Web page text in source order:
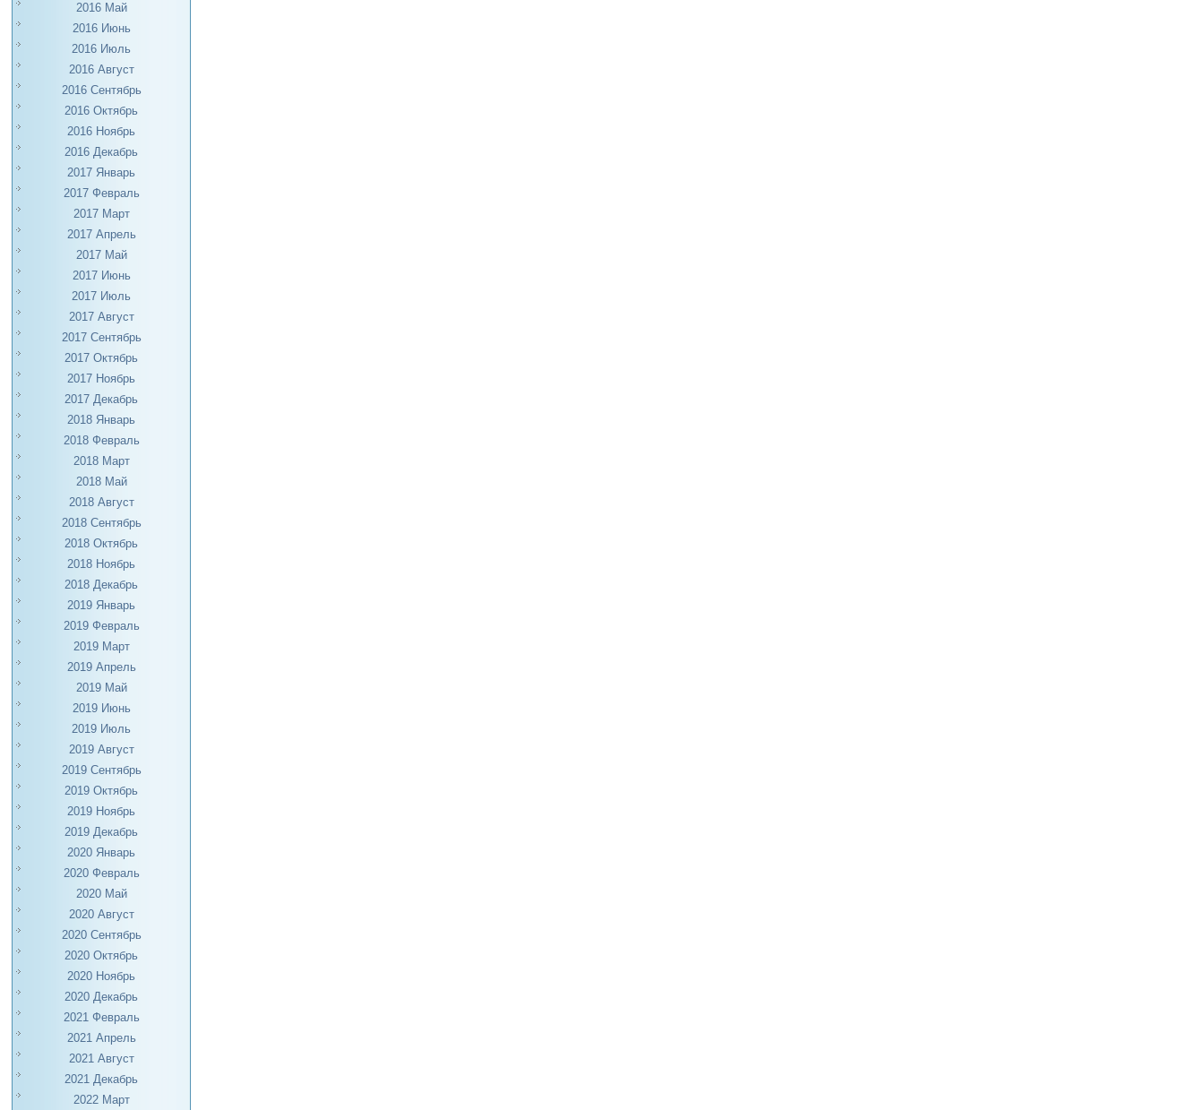
2016 Май
2016 Июнь
2016 Июль
2016 Август
2016 Сентябрь
2016 Октябрь
2016 Ноябрь
2016 Декабрь
2017 Январь
2017 Февраль
2017 Март
2017 Апрель
2017 Май
2017 Июнь
2017 Июль
2017 Август
2017 Сентябрь
2017 Октябрь
2017 Ноябрь
2017 Декабрь
2018 Январь
2018 Февраль
2018 Март
2018 Май
2018 Август
2018 Сентябрь
2018 Октябрь
2018 Ноябрь
2018 Декабрь
2019 Январь
2019 Февраль
2019 Март
2019 Апрель
2019 Май
2019 Июнь
2019 Июль
2019 Август
2019 Сентябрь
2019 Октябрь
2019 Ноябрь
2019 Декабрь
2020 Январь
2020 Февраль
2020 Май
2020 Август
2020 Сентябрь
2020 Октябрь
2020 Ноябрь
2020 Декабрь
2021 Февраль
2021 Апрель
2021 Август
2021 Декабрь
2022 Март